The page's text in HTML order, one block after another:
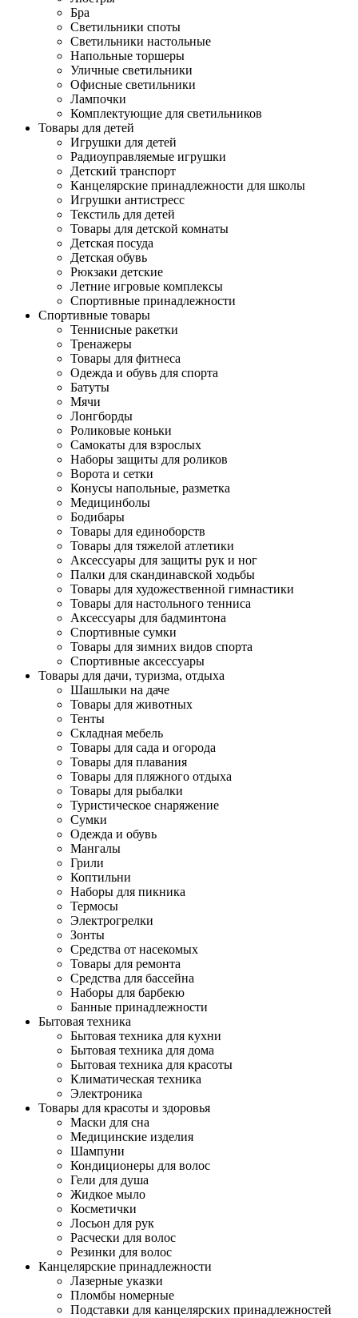
Бра
Светильники споты
Светильники настольные
Напольные торшеры
Уличные светильники
Офисные светильники
Лампочки
Комплектующие для светильников
Товары для детей
Игрушки для детей
Радиоуправляемые игрушки
Детский транспорт
Канцелярские принадлежности для школы
Игрушки антистресс
Текстиль для детей
Товары для детской комнаты
Детская посуда
Детская обувь
Рюкзаки детские
Летние игровые комплексы
Спортивные принадлежности
Спортивные товары
Теннисные ракетки
Тренажеры
Товары для фитнеса
Одежда и обувь для спорта
Батуты
Мячи
Лонгборды
Роликовые коньки
Самокаты для взрослых
Наборы защиты для роликов
Ворота и сетки
Конусы напольные, разметка
Медицинболы
Бодибары
Товары для единоборств
Товары для тяжелой атлетики
Аксессуары для защиты рук и ног
Палки для скандинавской ходьбы
Товары для художественной гимнастики
Товары для настольного тенниса
Аксессуары для бадминтона
Спортивные сумки
Товары для зимних видов спорта
Спортивные аксессуары
Товары для дачи, туризма, отдыха
Шашлыки на даче
Товары для животных
Тенты
Складная мебель
Товары для сада и огорода
Товары для плавания
Товары для пляжного отдыха
Товары для рыбалки
Туристическое снаряжение
Сумки
Одежда и обувь
Мангалы
Грили
Коптильни
Наборы для пикника
Термосы
Электрогрелки
Зонты
Средства от насекомых
Товары для ремонта
Средства для бассейна
Наборы для барбекю
Банные принадлежности
Бытовая техника
Бытовая техника для кухни
Бытовая техника для дома
Бытовая техника для красоты
Климатическая техника
Электроника
Товары для красоты и здоровья
Маски для сна
Медицинские изделия
Шампуни
Кондиционеры для волос
Гели для душа
Жидкое мыло
Косметички
Лосьон для рук
Расчески для волос
Резинки для волос
Канцелярские принадлежности
Лазерные указки
Пломбы номерные
Подставки для канцелярских принадлежностей